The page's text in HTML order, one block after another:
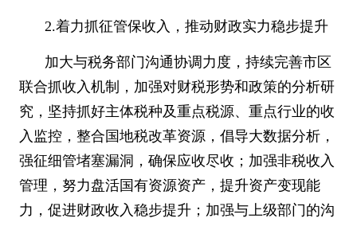
2.着力抓征管保收入，推动财政实力稳步提升
加大与税务部门沟通协调力度，持续完善市区
联合抓收入机制，加强对财税形势和政策的分析研
究，坚持抓好主体税种及重点税源、重点行业的收
入监控，整合国地税改革资源，倡导大数据分析，
强征细管堵塞漏洞，确保应收尽收；加强非税收入
管理，努力盘活国有资源资产，提升资产变现能
力，促进财政收入稳步提升；加强与上级部门的沟